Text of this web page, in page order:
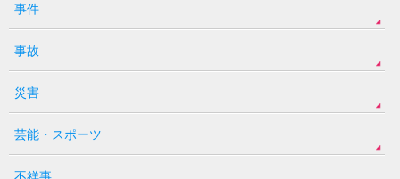
事件
事故
災害
芸能・スポーツ
不祥事